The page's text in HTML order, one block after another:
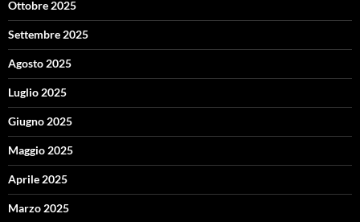
Ottobre 2025
Settembre 2025
Agosto 2025
Luglio 2025
Giugno 2025
Maggio 2025
Aprile 2025
Marzo 2025